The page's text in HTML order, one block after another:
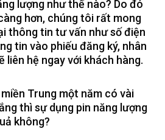
lượng như thế nào? Do đó
hơn, chúng tôi rất mong
thông tin tư vấn như số điện
tin vào phiếu đăng ký, nhân
liên hệ ngay với khách hàng.
Trung một năm có vài
thì sự dụng pin năng lượng
không?